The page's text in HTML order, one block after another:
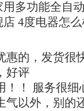
多功能全自
4度电器怎
惠的，发货很
好评
！！ 服务很细
气以外，别的